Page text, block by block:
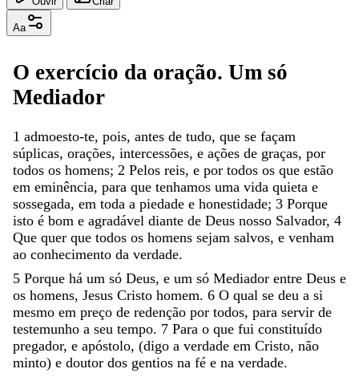
Aa
O exercício da oração. Um só
Mediador
1 admoesto-te, pois, antes de tudo, que se façam
súplicas, orações, intercessões, e ações de graças, por
todos os homens; 2 Pelos reis, e por todos os que estão
em eminência, para que tenhamos uma vida quieta e
sossegada, em toda a piedade e honestidade; 3 Porque
isto é bom e agradável diante de Deus nosso Salvador, 4
Que quer que todos os homens sejam salvos, e venham
ao conhecimento da verdade.
5 Porque há um só Deus, e um só Mediador entre Deus e
os homens, Jesus Cristo homem. 6 O qual se deu a si
mesmo em preço de redenção por todos, para servir de
testemunho a seu tempo. 7 Para o que fui constituído
pregador, e apóstolo, (digo a verdade em Cristo, não
minto) e doutor dos gentios na fé e na verdade.